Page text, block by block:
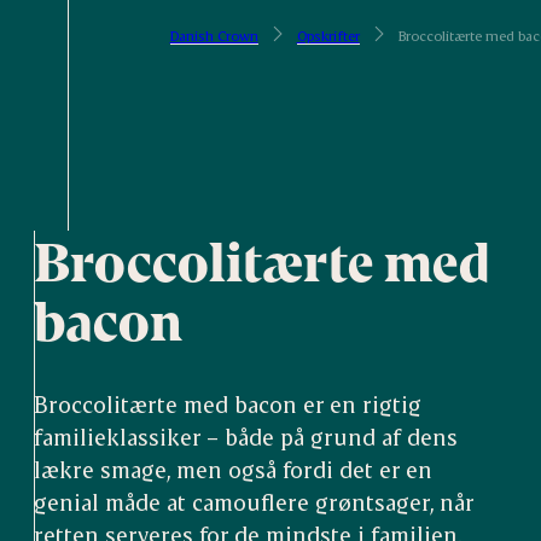
Danish Crown Opskrifter Broccolitærte med
Broccolitærte med
bacon
Broccolitærte med bacon er en rigtig
familieklassiker – både på grund af dens
lækre smage, men også fordi det er en
genial måde at camouflere grøntsager, når
retten serveres for de mindste i familien.